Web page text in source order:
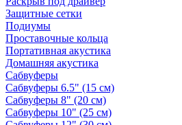
Защитные сетки
Подиумы
Проставочные кольца
Портативная акустика
Домашняя акустика
Сабвуферы
Сабвуферы 6.5" (15 см)
Сабвуферы 8" (20 см)
Сабвуферы 10" (25 см)